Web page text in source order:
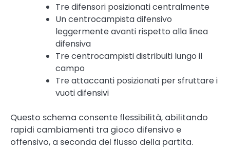
Tre difensori posizionati centralmente
Un centrocampista difensivo
leggermente avanti rispetto alla linea
difensiva
Tre centrocampisti distribuiti lungo il
campo
Tre attaccanti posizionati per sfruttare i
vuoti difensivi
Questo schema consente flessibilità, abilitando
rapidi cambiamenti tra gioco difensivo e
offensivo, a seconda del flusso della partita.